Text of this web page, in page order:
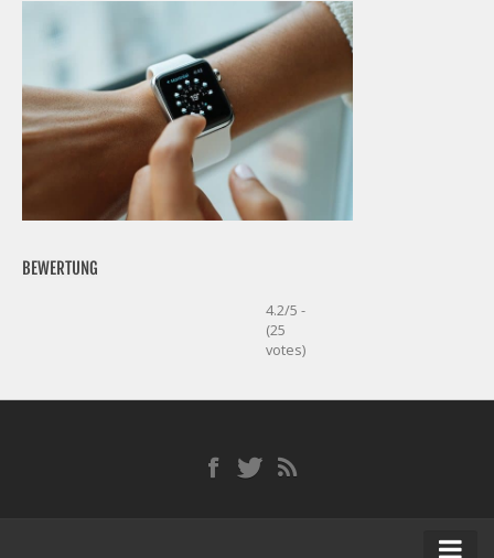
BEWERTUNG
4.2/5 -
(25
votes)